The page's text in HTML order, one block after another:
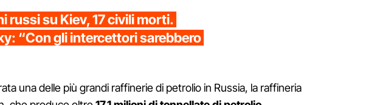
russi su Kiev, 17 civili morti.
“Con gli intercettori sarebbero
una delle più grandi raffinerie di petrolio in Russia, la raffineria